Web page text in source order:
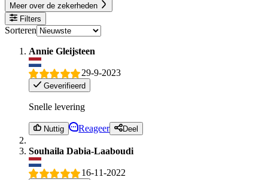
Meer over de zekerheden
Filters
Sorteren
Annie Gleijsteen
29-9-2023
Geverifieerd
Snelle levering
Nuttig Reageer Deel
Souhaila Dabia-Laaboudi
16-11-2022